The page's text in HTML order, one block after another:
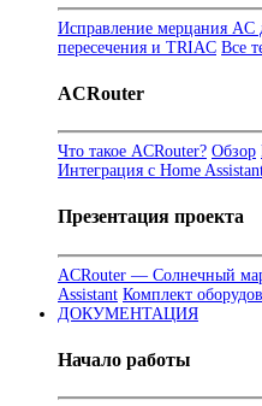
Исправление мерцания AC
пересечения и TRIAC Все
ACRouter
Что такое ACRouter? Обзор
Интеграция с Home
Презентация проекта
ACRouter — Солнечный
Assistant Комплект
ДОКУМЕНТАЦИЯ
Начало работы